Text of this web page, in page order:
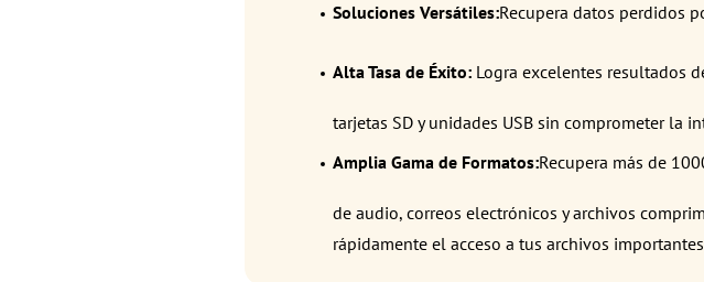
Soluciones Versátiles:Recupera datos perdidos
Alta Tasa de Éxito: Logra excelentes resultados
tarjetas SD y unidades USB sin comprometer la
Amplia Gama de Formatos:Recupera más de
de audio, correos electrónicos y archivos
rápidamente el acceso a tus archivos